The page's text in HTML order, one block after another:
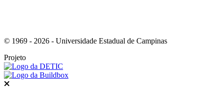
© 1969 - 2026 - Universidade Estadual de Campinas
Projeto